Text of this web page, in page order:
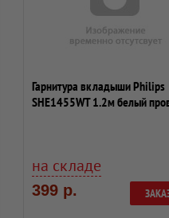
Гарнитура вкладыши Philips
SHE1455WT 1.2м белый
на складе
399 р.